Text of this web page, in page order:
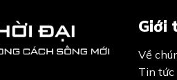
Giới
Về
Tin tức